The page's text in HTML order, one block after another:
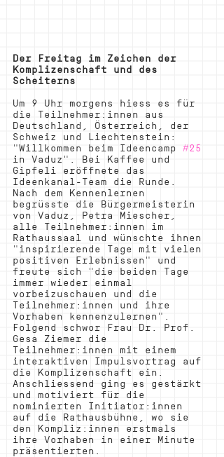
Der Freitag im Zeichen der
Komplizenschaft und des
Scheiterns
Um 9 Uhr morgens hiess es für
die Teilnehmer:innen aus
Deutschland, Österreich, der
Schweiz und Liechtenstein:
"Willkommen beim Ideencamp #25
in Vaduz". Bei Kaffee und
Gipfeli eröffnete das
Ideenkanal-Team die Runde.
Nach dem Kennenlernen
begrüsste die Bürgermeisterin
von Vaduz, Petra Miescher,
alle Teilnehmer:innen im
Rathaussaal und wünschte ihnen
"inspirierende Tage mit vielen
positiven Erlebnissen" und
freute sich "die beiden Tage
immer wieder einmal
vorbeizuschauen und die
Teilnehmer:innen und ihre
Vorhaben kennenzulernen".
Folgend schwor Frau Dr. Prof.
Gesa Ziemer die
Teilnehmer:innen mit einem
interaktiven Impulsvortrag auf
die Komplizenschaft ein.
Anschliessend ging es gestärkt
und motiviert für die
nominierten Initiator :innen
auf die Rathausbühne, wo sie
den Kompliz:innen erstmals
ihre Vorhaben in einer Minute
präsentierten.